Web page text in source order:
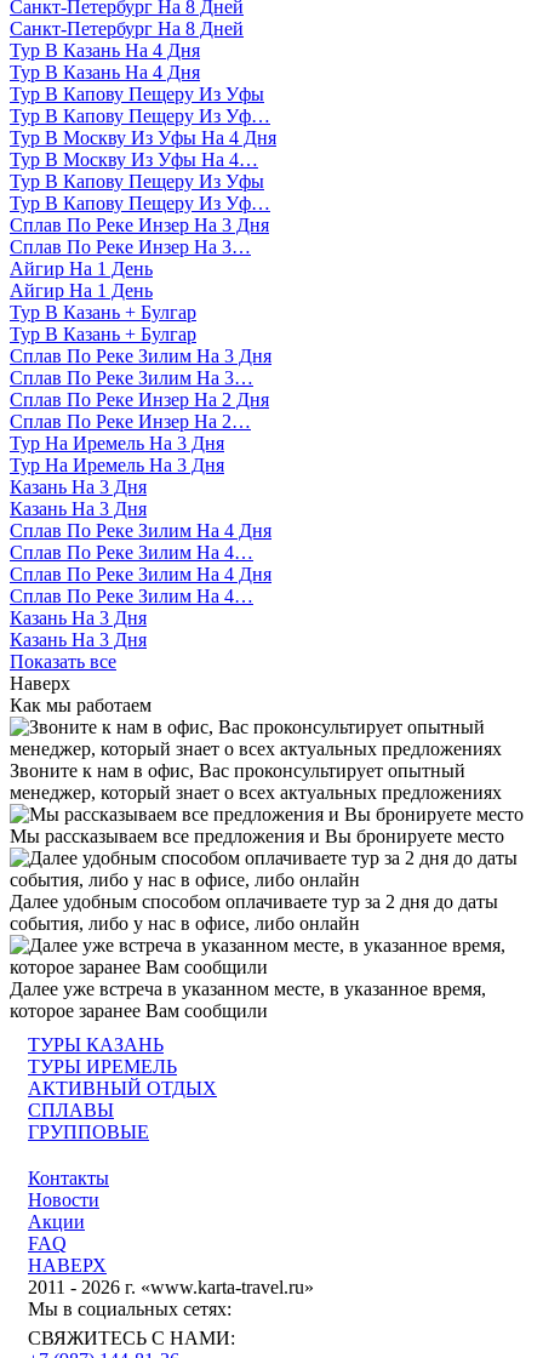
Санкт-Петербург На 8 Дней
Санкт-Петербург На 8 Дней
Тур В Казань На 4 Дня
Тур В Казань На 4 Дня
Тур В Капову Пещеру Из Уфы
Тур В Капову Пещеру Из Уф…
Тур В Москву Из Уфы На 4 Дня
Тур В Москву Из Уфы На 4…
Тур В Капову Пещеру Из Уфы
Тур В Капову Пещеру Из Уф…
Сплав По Реке Инзер На 3 Дня
Сплав По Реке Инзер На 3…
Айгир На 1 День
Айгир На 1 День
Тур В Казань + Булгар
Тур В Казань + Булгар
Сплав По Реке Зилим На 3 Дня
Сплав По Реке Зилим На 3…
Сплав По Реке Инзер На 2 Дня
Сплав По Реке Инзер На 2…
Тур На Иремель На 3 Дня
Тур На Иремель На 3 Дня
Казань На 3 Дня
Казань На 3 Дня
Сплав По Реке Зилим На 4 Дня
Сплав По Реке Зилим На 4…
Сплав По Реке Зилим На 4 Дня
Сплав По Реке Зилим На 4…
Казань На 3 Дня
Казань На 3 Дня
Показать все
Наверх
Как мы работаем
Звоните к нам в офис, Вас проконсультирует опытный
менеджер, который знает о всех актуальных предложениях
Мы рассказываем все предложения и Вы бронируете место
Далее удобным способом оплачиваете тур за 2 дня до даты
события, либо у нас в офисе, либо онлайн
Далее уже встреча в указанном месте, в указанное время,
которое заранее Вам сообщили
Контакты
Новости
Акции
FAQ
НАВЕРХ
2011 - 2026 г. «www.karta-travel.ru»
ТУРЫ КАЗАНЬ
ТУРЫ ИРЕМЕЛЬ
АКТИВНЫЙ ОТДЫХ
СПЛАВЫ
ГРУППОВЫЕ
Мы в социальных сетях:
СВЯЖИТЕСЬ С НАМИ: